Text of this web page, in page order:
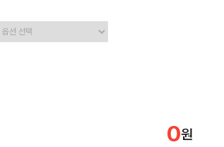
0원